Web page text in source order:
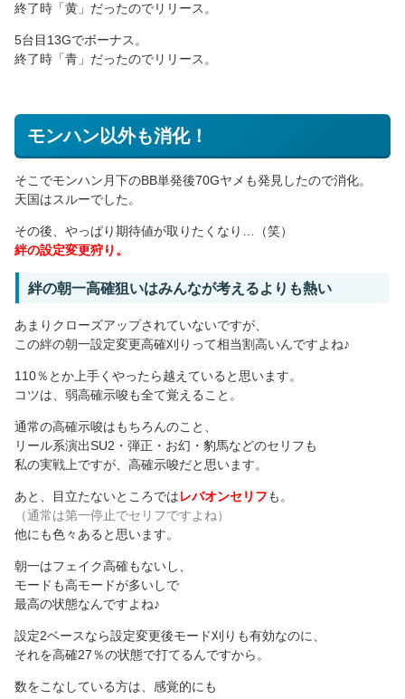
終了時「黄」だったのでリリース。
5台目13Gでボーナス。
終了時「青」だったのでリリース。
モンハン以外も消化！
そこでモンハン月下のBB単発後70Gヤメも発見したので消化。
天国はスルーでした。
その後、やっぱり期待値が取りたくなり…（笑）
絆の設定変更狩り。
絆の朝一高確狙いはみんなが考えるよりも熱い
あまりクローズアップされていないですが、
この絆の朝一設定変更高確刈りって相当割高いんですよね♪
110％とか上手くやったら越えていると思います。
コツは、弱高確示唆も全て覚えること。
通常の高確示唆はもちろんのこと、
リール系演出SU2・弾正・お幻・豹馬などのセリフも
私の実戦上ですが、高確示唆だと思います。
あと、目立たないところではレバオンセリフも。
（通常は第一停止でセリフですよね）
他にも色々あると思います。
朝一はフェイク高確もないし、
モードも高モードが多いしで
最高の状態なんですよね♪
設定2ベースなら設定変更後モード刈りも有効なのに、
それを高確27％の状態で打てるんですから。
数をこなしている方は、感覚的にも